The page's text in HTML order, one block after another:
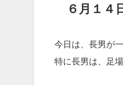
６月１４
今日は、長男が
特に長男は、足